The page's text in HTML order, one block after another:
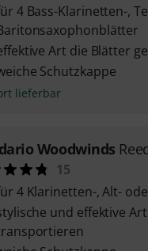
4 Bass-Klarinetten-,
Art die Blätter
Schutzkappe
lieferbar
Woodwinds
15
4 Klarinetten-, Alt-
und effektive